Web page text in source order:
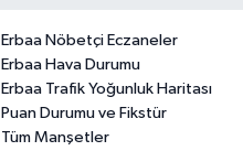
Erbaa Nöbetçi Eczaneler
Erbaa Hava Durumu
Erbaa Trafik Yoğunluk Haritası
Puan Durumu ve Fikstür
Tüm Manşetler